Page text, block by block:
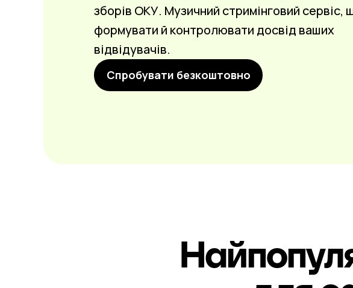
зборів ОКУ. Музичний стримінговий сервіс,
формувати й контролювати досвід ваших
відвідувачів.
Спробувати безкоштовно